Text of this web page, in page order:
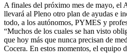
A finales del próximo mes de mayo, el
llevará al Pleno otro plan de ayudas e
todo, a los autónomos, PYMES y
“Muchos de los cuales se han visto
que hoy más que nunca precisan de
Cocera. En estos momentos, el equipo